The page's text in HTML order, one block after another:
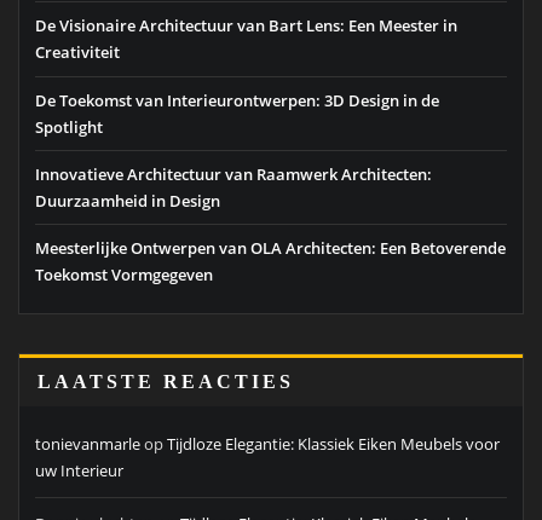
De Visionaire Architectuur van Bart Lens: Een Meester in
Creativiteit
De Toekomst van Interieurontwerpen: 3D Design in de
Spotlight
Innovatieve Architectuur van Raamwerk Architecten:
Duurzaamheid in Design
Meesterlijke Ontwerpen van OLA Architecten: Een Betoverende
Toekomst Vormgegeven
LAATSTE REACTIES
tonievanmarleopTijdloze Elegantie: Klassiek Eiken Meubels voor
uw Interieur